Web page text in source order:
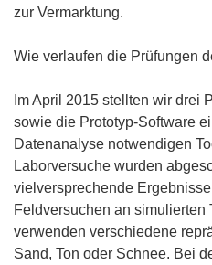
zur Vermarktung.
Wie verlaufen die Prüfungen
Im April 2015 stellten wir drei
sowie die Prototyp-Software
Datenanalyse notwendigen
Laborversuche wurden
vielversprechende
Feldversuchen an simulierten
verwenden verschiedene
Sand, Ton oder Schnee. Bei